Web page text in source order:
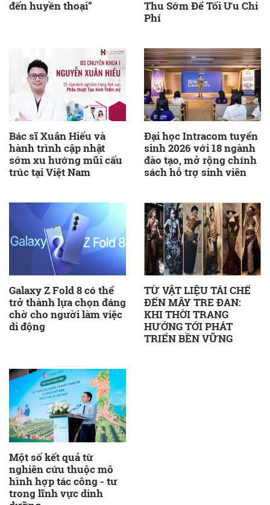
đến huyền thoại”
Thu Sớm Để Tối Ưu Chi
Phí
Bác sĩ Xuân Hiếu và
hành trình cập nhật
sớm xu hướng mũi cấu
trúc tại Việt Nam
Đại học Intracom tuyển
sinh 2026 với 18 ngành
đào tạo, mở rộng chính
sách hỗ trợ sinh viên
Galaxy Z Fold 8 có thể
trở thành lựa chọn đáng
chờ cho người làm việc
di động
TỪ VẬT LIỆU TÁI CHẾ
ĐẾN MÂY TRE ĐAN:
KHI THỜI TRANG
HƯỚNG TỚI PHÁT
TRIỂN BỀN VỮNG
Một số kết quả từ
nghiên cứu thuộc mô
hình hợp tác công - tư
trong lĩnh vực dinh